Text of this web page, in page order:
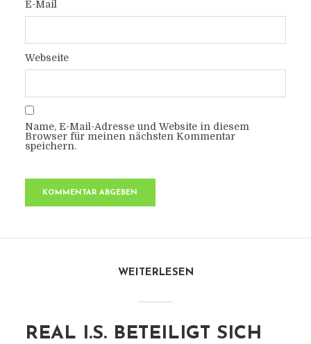
E-Mail
Webseite
Name, E-Mail-Adresse und Website in diesem
Browser für meinen nächsten Kommentar
speichern.
WEITERLESEN
REAL I.S. BETEILIGT SICH